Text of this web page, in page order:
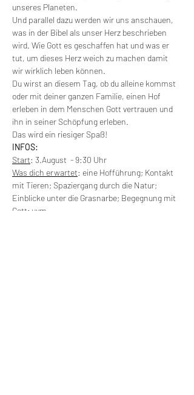
unseres Planeten.
Und parallel dazu werden wir uns anschauen,
was in der Bibel als unser Herz beschrieben
wird. Wie Gott es geschaffen hat und was er
tut, um dieses Herz weich zu machen damit
wir wirklich leben können.
Du wirst an diesem Tag, ob du alleine kommst
oder mit deiner ganzen Familie, einen Hof
erleben in dem Menschen Gott vertrauen und
ihn in seiner Schöpfung erleben.
Das wird ein riesiger Spaß!
INFOS:
Start: 3.August  - 9:30 Uhr
Was dich erwartet: eine Hofführung; Kontakt
mit Tieren; Spaziergang durch die Natur;
Einblicke unter die Grasnarbe; Begegnung mit
Gott; uvm.